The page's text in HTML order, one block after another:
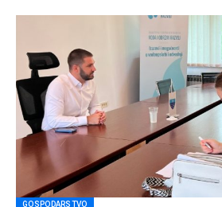
GOSPODARSTVO